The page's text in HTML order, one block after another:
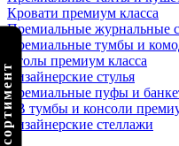
Кровати премиум класса
Премиальные журнальные
Премиальные тумбы и
Столы премиум класса
Дизайнерские стулья
Премиальные пуфы и
ТВ тумбы и консоли
Дизайнерские стеллажи